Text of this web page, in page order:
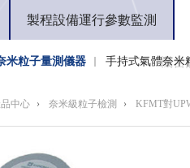
製程設備運行參數監測
米粒子量測儀器 手持式氣體奈米
機台
中心 › 奈米級粒子檢測 › KFMT對